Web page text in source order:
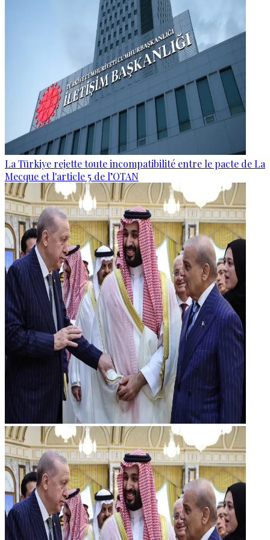
La Türkiye rejette toute incompatibilité entre le pacte de La
Mecque et l'article 5 de l’OTAN